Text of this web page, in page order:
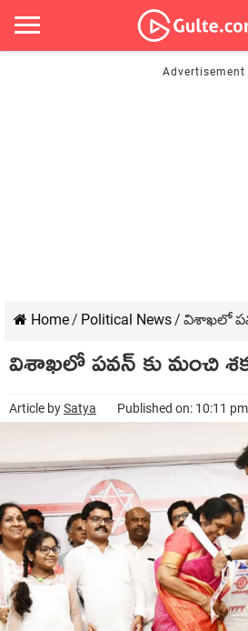
Home/ Political News/ విశాఖలో
విశాఖలో పవన్ కు మంచి
Article bySatya Published on: 10:11